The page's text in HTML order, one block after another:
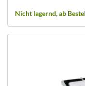
Nicht lagernd, ab